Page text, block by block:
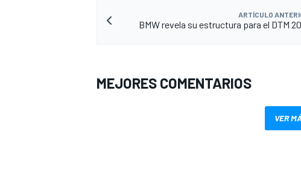
ARTÍCULO
BMW revela su estructura para el DTM
MEJORES COMENTARIOS
VER